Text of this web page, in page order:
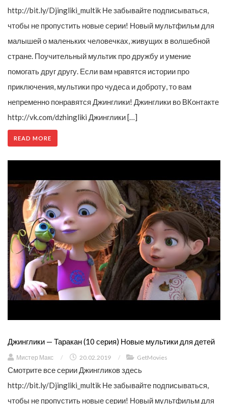
http://bit.ly/Djingliki_multik Не забывайте подписываться,
чтобы не пропустить новые серии! Новый мультфильм для
малышей о маленьких человечках, живущих в волшебной
стране. Поучительный мультик про дружбу и умение
помогать друг другу. Если вам нравятся истории про
приключения, мультики про чудеса и доброту, то вам
непременно понравятся Джинглики! Джинглики во ВКонтакте
http://vk.com/dzhingliki Джинглики […]
READ MORE
Джинглики — Таракан (10 серия) Новые мультики для детей
Мистер Макс / 20.02.2019 / GetMovies
Смотрите все серии Джингликов здесь
http://bit.ly/Djingliki_multik Не забывайте подписываться,
чтобы не пропустить новые серии! Новый мультфильм для